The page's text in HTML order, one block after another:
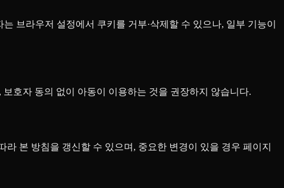
브라우저 설정에서 쿠키를 거부·삭제할 수 있으나, 일부 기능이
호자 동의 없이 아동이 이용하는 것을 권장하지 않습니다.
라 본 방침을 갱신할 수 있으며, 중요한 변경이 있을 경우 페이지